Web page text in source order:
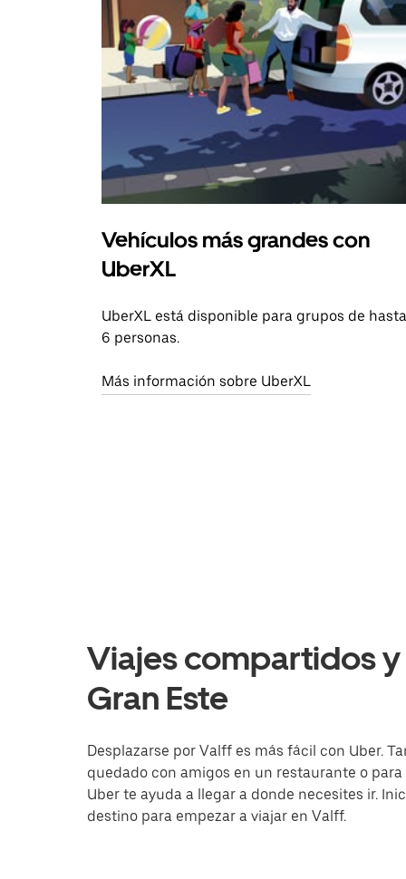
Vehículos más grandes con
UberXL
UberXL está disponible para grupos de hasta
6 personas.
Más información sobre UberXL
Viajes compartidos
Gran Este
Desplazarse por Valff es más fácil con Uber.
quedado con amigos en un restaurante o
Uber te ayuda a llegar a donde necesites ir.
destino para empezar a viajar en Valff.